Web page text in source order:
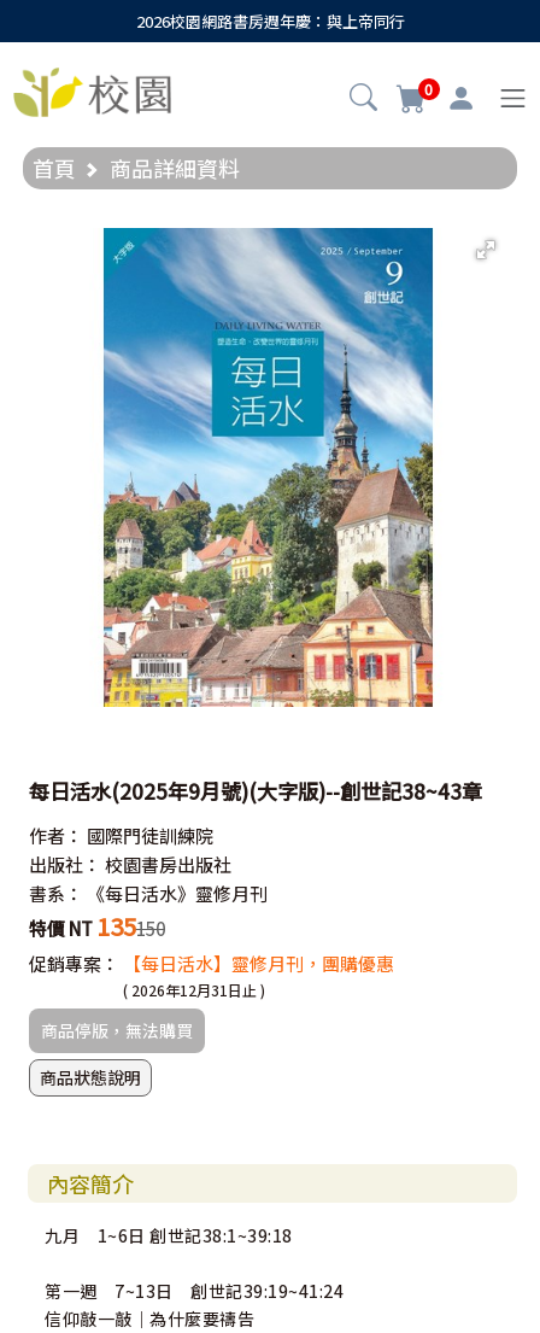
2026校園網路書房週年慶：與上帝同行
0
首頁 商品詳細資料
每日活水(2025年9月號)(大字版)--創世記38~43章
作者： 國際門徒訓練院
出版社： 校園書房出版社
書系：
《每日活水》靈修月刊
特價 NT 135150
促銷專案：
【每日活水】靈修月刊，團購優惠
( 2026年12月31日止 )
商品停版，無法購買
商品狀態說明
內容簡介
九月 1~6日 創世記38:1~39:18
第一週 7~13日 創世記39:19~41:24
信仰敲一敲｜為什麼要禱告